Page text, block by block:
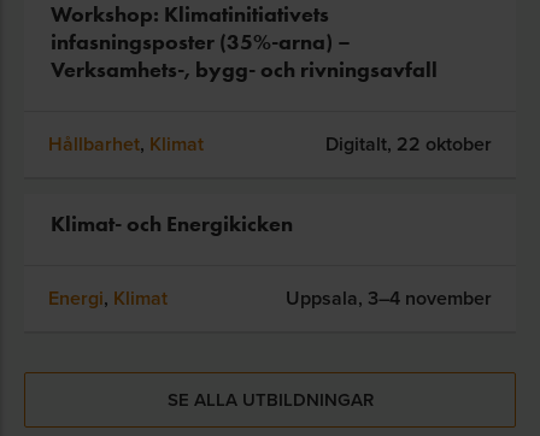
Workshop: Klimatinitiativets
infasningsposter (35%-arna) –
Verksamhets-, bygg- och rivningsavfall
Hållbarhet, Klimat Digitalt, 22 oktober
Klimat- och Energikicken
Energi, Klimat Uppsala, 3–4 november
SE ALLA UTBILDNINGAR